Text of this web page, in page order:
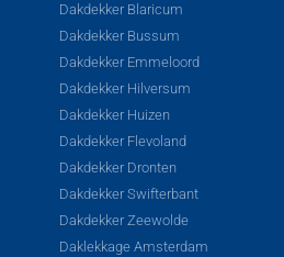
Dakdekker Blaricum
Dakdekker Bussum
Dakdekker Emmeloord
Dakdekker Hilversum
Dakdekker Huizen
Dakdekker Flevoland
Dakdekker Dronten
Dakdekker Swifterbant
Dakdekker Zeewolde
Daklekkage Amsterdam